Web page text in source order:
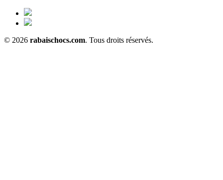
© 2026 rabaischocs.com. Tous droits réservés.